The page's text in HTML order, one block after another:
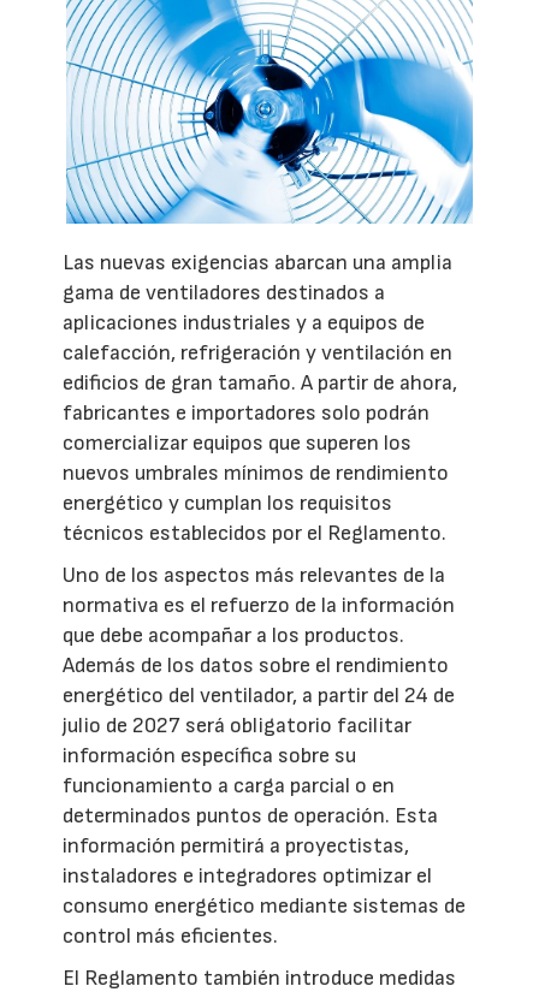
Las nuevas exigencias abarcan una amplia
gama de ventiladores destinados a
aplicaciones industriales y a equipos de
calefacción, refrigeración y ventilación en
edificios de gran tamaño. A partir de ahora,
fabricantes e importadores solo podrán
comercializar equipos que superen los
nuevos umbrales mínimos de rendimiento
energético y cumplan los requisitos
técnicos establecidos por el Reglamento.
Uno de los aspectos más relevantes de la
normativa es el refuerzo de la información
que debe acompañar a los productos.
Además de los datos sobre el rendimiento
energético del ventilador, a partir del 24 de
julio de 2027 será obligatorio facilitar
información específica sobre su
funcionamiento a carga parcial o en
determinados puntos de operación. Esta
información permitirá a proyectistas,
instaladores e integradores optimizar el
consumo energético mediante sistemas de
control más eficientes.
El Reglamento también introduce medidas